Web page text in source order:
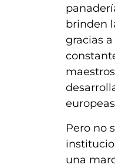
brinden
gracias
Pero no
una